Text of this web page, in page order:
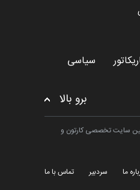
سیاسی
برو بالا
سایت تخصصی کارتون و
ما سردبیر تماس با ما